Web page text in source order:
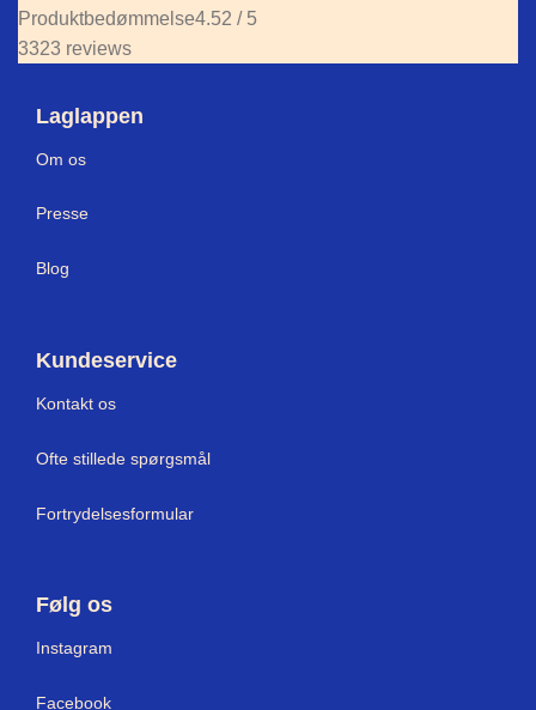
Produktbedømmelse4.52 / 5
3323 reviews
Laglappen
Om os
Presse
Blog
Kundeservice
Kontakt os
Ofte stillede spørgsmål
Fortrydelsesformular
Følg os
Instagram
Facebook